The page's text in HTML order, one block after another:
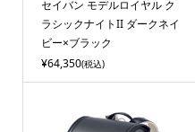
セイバン モデルロイヤル ク
ラシックナイトII ダークネイ
ビー×ブラック
¥64,350(税込)